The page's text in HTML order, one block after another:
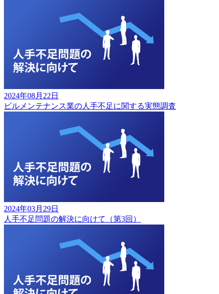
2024年08月22日
ビルメンテナンス業の人手不足に関する実態調査
2024年03月29日
人手不足問題の解決に向けて（第3回）